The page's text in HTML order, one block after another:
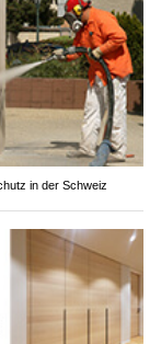
in der Schweiz